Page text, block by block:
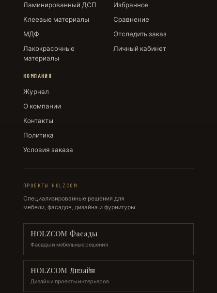
Ламинированный ДСП
Клеевые материалы
МДФ
Лакокрасочные
материалы
Избранное
Сравнение
Отследить заказ
Личный кабинет
КОМПАНИЯ
Журнал
О компании
Контакты
Политика
Условия заказа
ПРОЕКТЫ HOLZCOM
Специализированные решения для
мебели, фасадов, дизайна и фурнитуры.
HOLZCOM Фасады
Фасады и мебельные решения
HOLZCOM Дизайн
Дизайн и проекты интерьеров